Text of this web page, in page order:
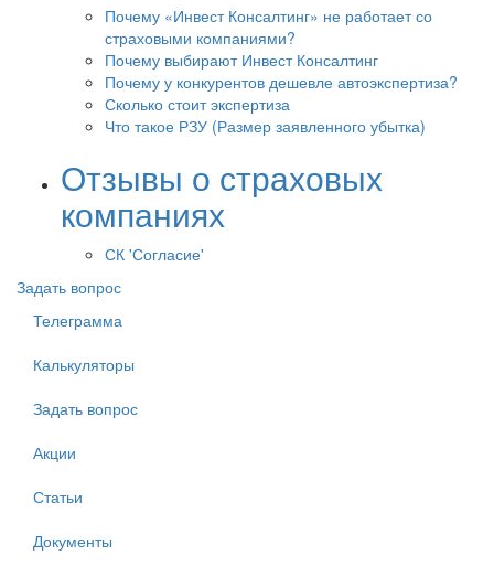
Почему «Инвест Консалтинг» не работает со
страховыми компаниями?
Почему выбирают Инвест Консалтинг
Почему у конкурентов дешевле автоэкспертиза?
Сколько стоит экспертиза
Что такое РЗУ (Размер заявленного убытка)
Отзывы о страховых
компаниях
СК 'Согласие'
Задать вопрос
Телеграмма
Калькуляторы
Задать вопрос
Акции
Статьи
Документы